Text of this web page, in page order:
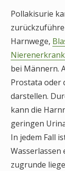
Pollakisurie
Harnwege,
bei Männern.
Prostata oder
darstellen.
kann die
geringen
In jedem Fall
Wasserlassen
zugrunde